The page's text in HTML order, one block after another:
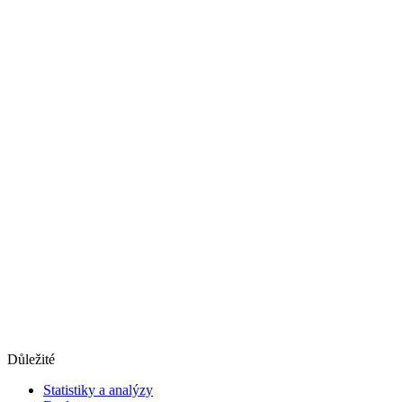
Důležité
Statistiky a analýzy